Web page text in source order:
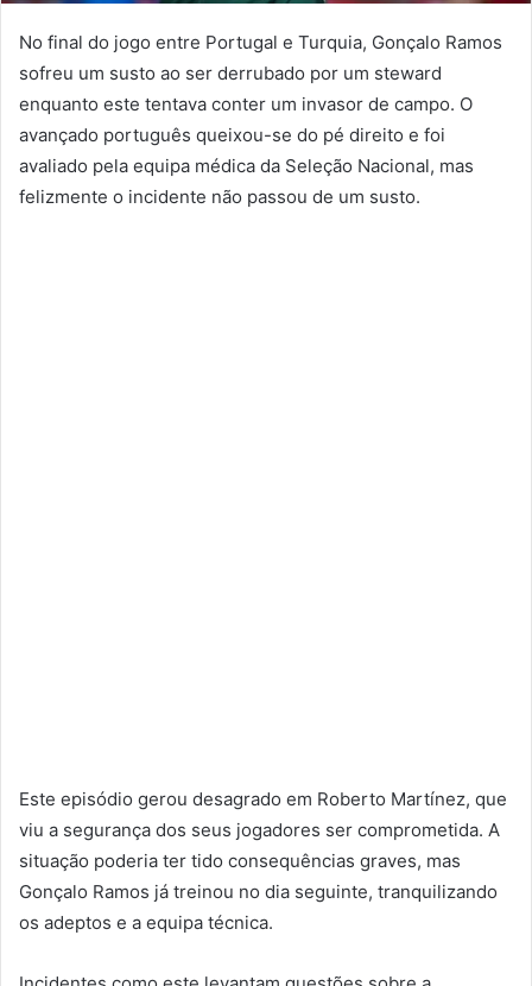
No final do jogo entre Portugal e Turquia, Gonçalo Ramos
sofreu um susto ao ser derrubado por um steward
enquanto este tentava conter um invasor de campo. O
avançado português queixou-se do pé direito e foi
avaliado pela equipa médica da Seleção Nacional, mas
felizmente o incidente não passou de um susto.
Este episódio gerou desagrado em Roberto Martínez, que
viu a segurança dos seus jogadores ser comprometida. A
situação poderia ter tido consequências graves, mas
Gonçalo Ramos já treinou no dia seguinte, tranquilizando
os adeptos e a equipa técnica.